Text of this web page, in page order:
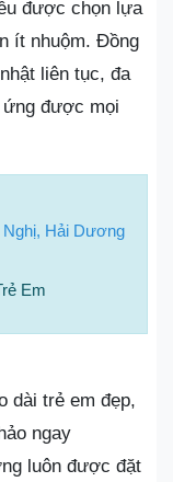
được chọn lựa
ít nhuộm. Đồng
liên tục, đa
ứng được mọi
Hải Dương
Em
dài trẻ em đẹp,
ngay
luôn được đặt